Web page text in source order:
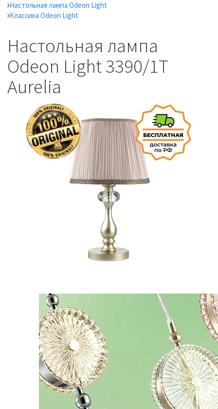
Настольная лампа Odeon Light
Классика Odeon Light
Настольная лампа
Odeon Light 3390/1T
Aurelia